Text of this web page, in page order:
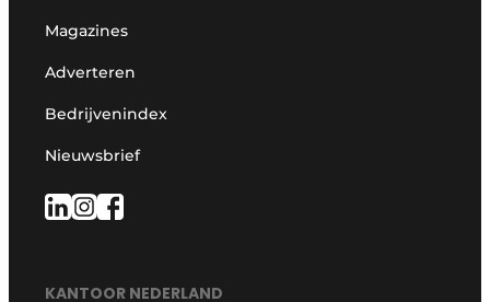
Magazines
Adverteren
Bedrijvenindex
Nieuwsbrief
KANTOOR NEDERLAND